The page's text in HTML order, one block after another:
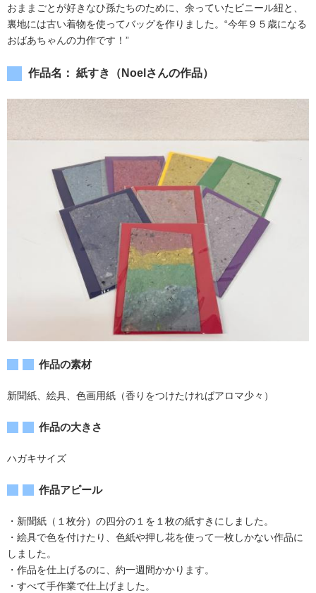
おままごとが好きなひ孫たちのために、余っていたビニール紐と、
裏地には古い着物を使ってバッグを作りました。“今年９５歳になる
おばあちゃんの力作です！”
作品名： 紙すき（Noelさんの作品）
作品の素材
新聞紙、絵具、色画用紙（香りをつけたければアロマ少々）
作品の大きさ
ハガキサイズ
作品アピール
・新聞紙（１枚分）の四分の１を１枚の紙すきにしました。
・絵具で色を付けたり、色紙や押し花を使って一枚しかない作品に
しました。
・作品を仕上げるのに、約一週間かかります。
・すべて手作業で仕上げました。